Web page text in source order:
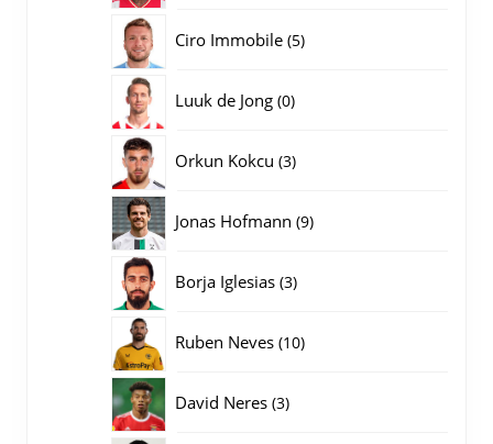
Ciro Immobile 55
Luuk de Jong 00
Orkun Kokcu 33
Jonas Hofmann 99
Borja Iglesias 33
Ruben Neves 1010
David Neres 33